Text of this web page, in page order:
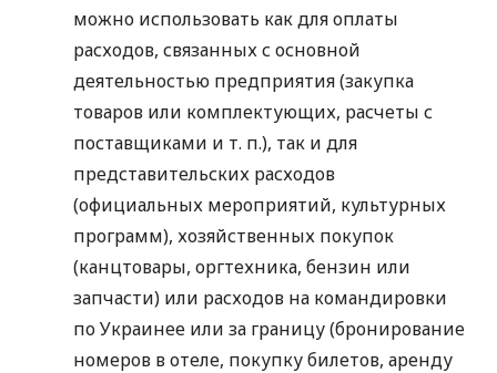
можно использовать как для оплаты
расходов, связанных с основной
деятельностью предприятия (закупка
товаров или комплектующих, расчеты с
поставщиками и т. п.), так и для
представительских расходов
(официальных мероприятий, культурных
программ), хозяйственных покупок
(канцтовары, оргтехника, бензин или
запчасти) или расходов на командировки
по Украинее или за границу (бронирование
номеров в отеле, покупку билетов, аренду